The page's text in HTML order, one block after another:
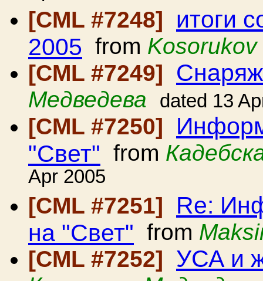
[CML #7248]
итоги
2005 from Kosorukov
[CML #7249]
Медведева dated 13
[CML #7250]
"Свет" from
Apr 2005
[CML #7251]
Re:
на "Свет" from
[CML #7252] УСА и